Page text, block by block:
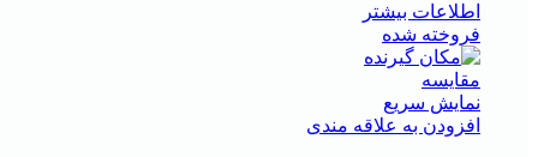
اطلاعات بیشتر
فروخته شده
مقايسه
نمایش سریع
افزودن به علاقه مندی